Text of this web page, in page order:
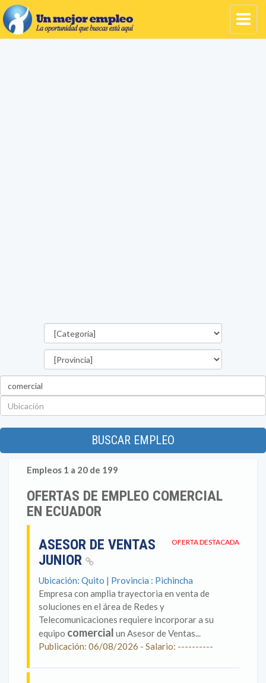
BUSCAR EMPLEO
Empleos 1 a 20 de 199
OFERTAS DE EMPLEO COMERCIAL
EN ECUADOR
OFERTA DESTACADA
ASESOR DE VENTAS
JUNIOR
Ubicación: Quito | Provincia : Pichincha
Empresa con amplia trayectoria en venta de
soluciones en el área de Redes y
Telecomunicaciones requiere incorporar a su
equipo comercial un Asesor de Ventas...
Publicación: 06/08/2026 - Salario: ----------